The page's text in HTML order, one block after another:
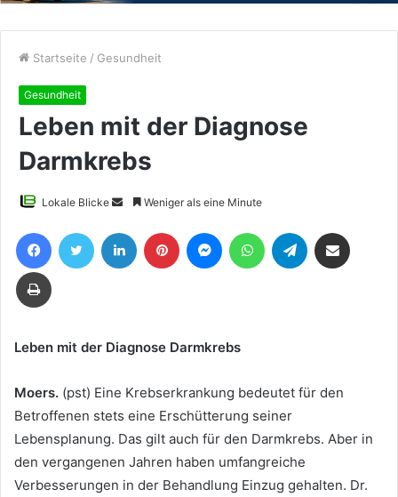
Startseite / Gesundheit
Gesundheit
Leben mit der Diagnose
Darmkrebs
Lokale Blicke
Sende
eine
E-
Weniger als eine Minute
FacebookTwitter LinkedIn Pinterest MessengerWhatsAppTelegram
Drucken
Leben mit der Diagnose Darmkrebs
Moers. (pst) Eine Krebserkrankung bedeutet für den
Betroffenen stets eine Erschütterung seiner
Lebensplanung. Das gilt auch für den Darmkrebs. Aber in
den vergangenen Jahren haben umfangreiche
Verbesserungen in der Behandlung Einzug gehalten. Dr.